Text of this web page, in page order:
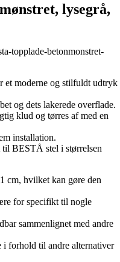
lysegrå,
topplade-betonmonstret-
et moderne og stilfuldt udtryk
og dets lakerede overflade.
klud og tørres af med en
installation.
til BESTÅ stel i størrelsen
cm, hvilket kan gøre den
for specifikt til nogle
sammenlignet med andre
i forhold til andre alternativer